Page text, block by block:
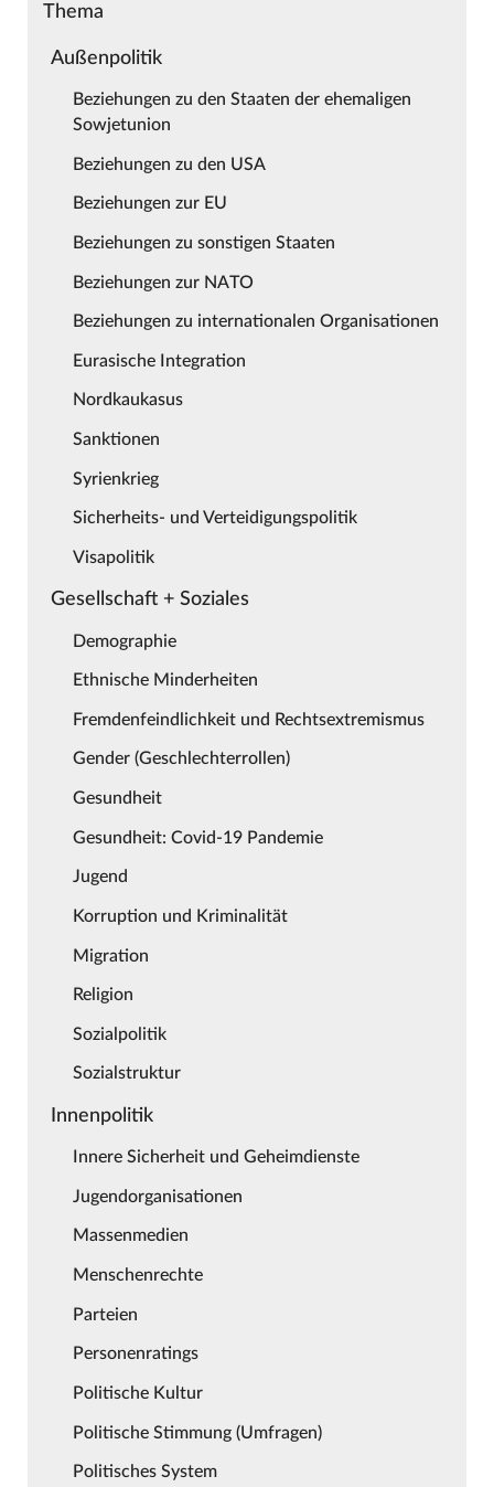
Thema
Außenpolitik
Beziehungen zu den Staaten der ehemaligen
Sowjetunion
Beziehungen zu den USA
Beziehungen zur EU
Beziehungen zu sonstigen Staaten
Beziehungen zur NATO
Beziehungen zu internationalen Organisationen
Eurasische Integration
Nordkaukasus
Sanktionen
Syrienkrieg
Sicherheits- und Verteidigungspolitik
Visapolitik
Gesellschaft + Soziales
Demographie
Ethnische Minderheiten
Fremdenfeindlichkeit und Rechtsextremismus
Gender (Geschlechterrollen)
Gesundheit
Gesundheit: Covid-19 Pandemie
Jugend
Korruption und Kriminalität
Migration
Religion
Sozialpolitik
Sozialstruktur
Innenpolitik
Innere Sicherheit und Geheimdienste
Jugendorganisationen
Massenmedien
Menschenrechte
Parteien
Personenratings
Politische Kultur
Politische Stimmung (Umfragen)
Politisches System